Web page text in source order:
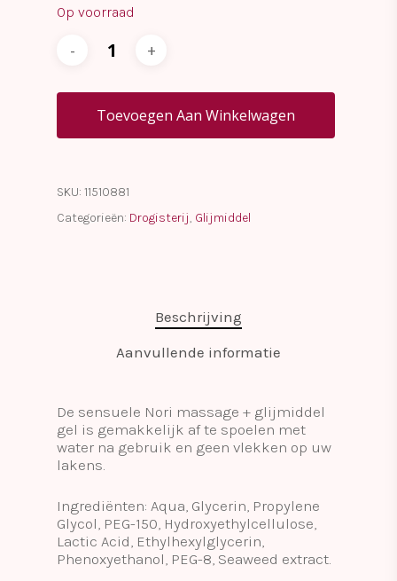
Op voorraad
Toevoegen Aan Winkelwagen
SKU: 11510881
Categorieën: Drogisterij, Glijmiddel
Beschrijving
Aanvullende informatie
De sensuele Nori massage + glijmiddel
gel is gemakkelijk af te spoelen met
water na gebruik en geen vlekken op uw
lakens.
Ingrediënten: Aqua, Glycerin, Propylene
Glycol, PEG-150, Hydroxyethylcellulose,
Lactic Acid, Ethylhexylglycerin,
Phenoxyethanol, PEG-8, Seaweed extract.